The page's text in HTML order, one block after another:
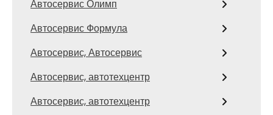
Автосервис Олимп
Автосервис Формула
Автосервис, Автосервис
Автосервис, автотехцентр
Автосервис, автотехцентр